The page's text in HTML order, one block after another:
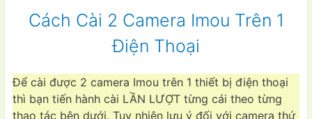
Cách Cài 2 Camera Imou Trên 1
Điện Thoại
Để cài được 2 camera Imou trên 1 thiết bị điện thoại
thì bạn tiến hành cài LẦN LƯỢT từng cái theo từng
thao tác bên dưới. Tuy nhiên lưu ý đối với camera thứ